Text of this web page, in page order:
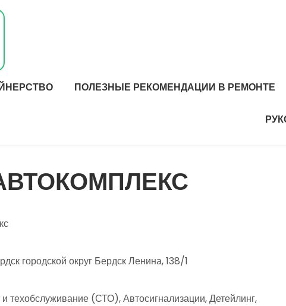
ПОЛЕЗНЫЕ РЕКОМЕНДАЦИИ В РЕМОНТЕ
АВТОКОМПЛЕКС
городской округ Бердск Ленина, 138/1
техобслуживание (СТО), Автосигнализации, Детейлинг,